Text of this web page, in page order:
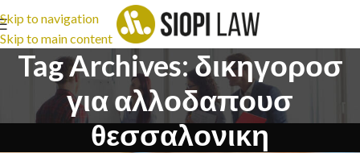
Skip to navigation
Skip to main content
Tag Archives: δικηγοροσ
για αλλοδαπουσ
θεσσαλονικη